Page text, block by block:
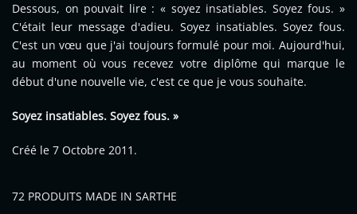
Dessous, on pouvait lire : « soyez insatiables. Soyez fous. »
C'était leur message d'adieu. Soyez insatiables. Soyez fous.
C'est un vœu que j'ai toujours formulé pour moi. Aujourd'hui,
au moment où vous recevez votre diplôme qui marque le
début d'une nouvelle vie, c'est ce que je vous souhaite.
Soyez insatiables. Soyez fous. »
Créé le 7 Octobre 2011 .
72 PRODUITS MADE IN SARTHE